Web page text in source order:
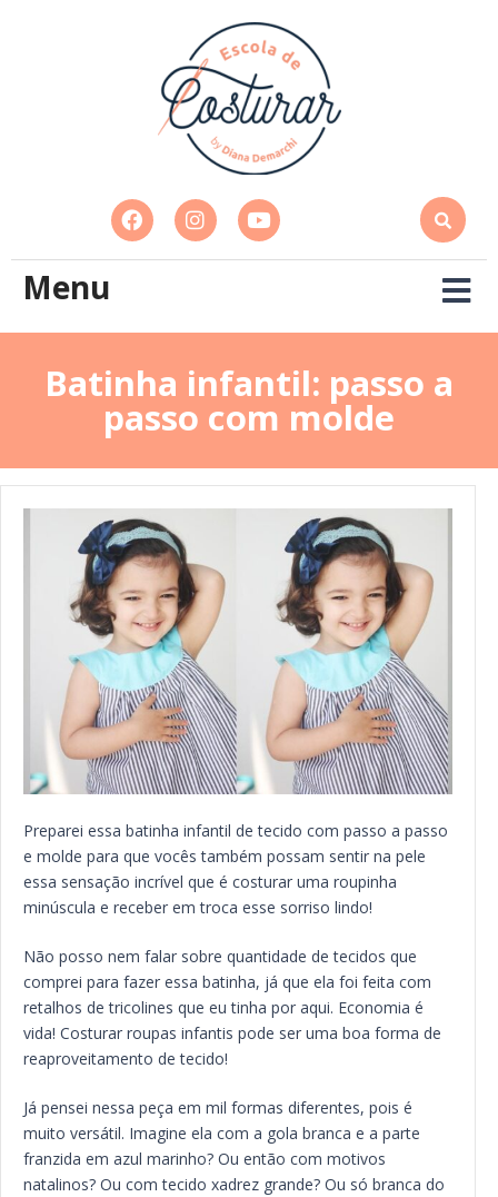
Menu
Batinha infantil: passo a
passo com molde
Preparei essa batinha infantil de tecido com passo a passo
e molde para que vocês também possam sentir na pele
essa sensação incrível que é costurar uma roupinha
minúscula e receber em troca esse sorriso lindo!
Não posso nem falar sobre quantidade de tecidos que
comprei para fazer essa batinha, já que ela foi feita com
retalhos de tricolines que eu tinha por aqui. Economia é
vida! Costurar roupas infantis pode ser uma boa forma de
reaproveitamento de tecido!
Já pensei nessa peça em mil formas diferentes, pois é
muito versátil. Imagine ela com a gola branca e a parte
franzida em azul marinho? Ou então com motivos
natalinos? Ou com tecido xadrez grande? Ou só branca do